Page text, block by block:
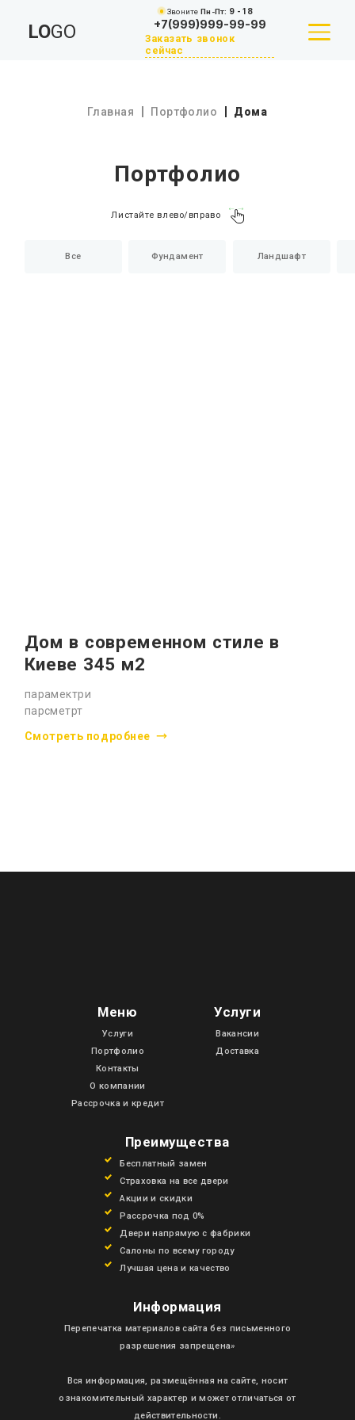
LOGO
Звоните Пн-Пт: 9 - 18
+7(999)999-99-99
Заказать звонок
сейчас
КАТАЛОГ
Главная Портфолио Дома
Портфолио
Листайте влево/вправо
Все Фундамент Ландшафт
Дом в современном стиле в
Киеве 345 м2
парамектри
парсметрт
Смотреть подробнее
Меню
Услуги
Портфолио
Контакты
О компании
Рассрочка и кредит
Услуги
Вакансии
Доставка
Преимущества
Бесплатный замен
Страховка на все двери
Акции и скидки
Рассрочка под 0%
Двери напрямую с фабрики
Салоны по всему городу
Лучшая цена и качество
Информация
Перепечатка материалов сайта без письменного
разрешения запрещена»
Вся информация, размещённая на сайте, носит
ознакомительный характер и может отличаться от
действительности.